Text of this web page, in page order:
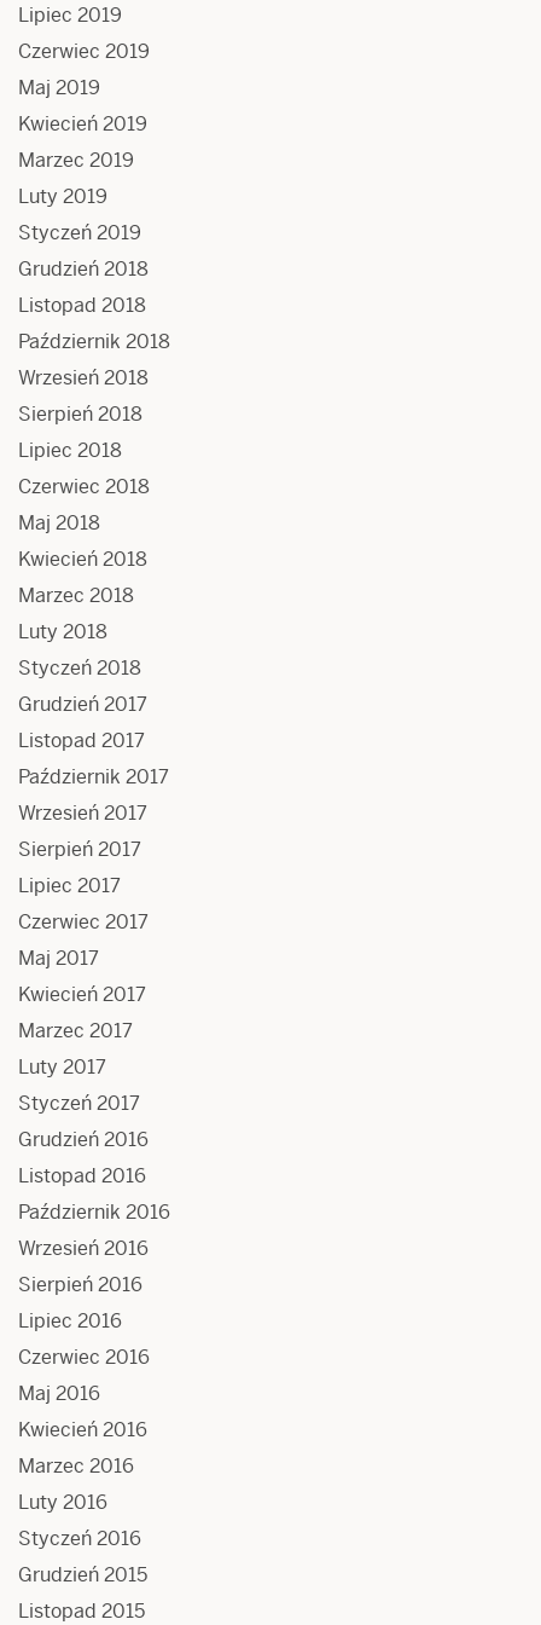
Lipiec 2019
Czerwiec 2019
Maj 2019
Kwiecień 2019
Marzec 2019
Luty 2019
Styczeń 2019
Grudzień 2018
Listopad 2018
Październik 2018
Wrzesień 2018
Sierpień 2018
Lipiec 2018
Czerwiec 2018
Maj 2018
Kwiecień 2018
Marzec 2018
Luty 2018
Styczeń 2018
Grudzień 2017
Listopad 2017
Październik 2017
Wrzesień 2017
Sierpień 2017
Lipiec 2017
Czerwiec 2017
Maj 2017
Kwiecień 2017
Marzec 2017
Luty 2017
Styczeń 2017
Grudzień 2016
Listopad 2016
Październik 2016
Wrzesień 2016
Sierpień 2016
Lipiec 2016
Czerwiec 2016
Maj 2016
Kwiecień 2016
Marzec 2016
Luty 2016
Styczeń 2016
Grudzień 2015
Listopad 2015